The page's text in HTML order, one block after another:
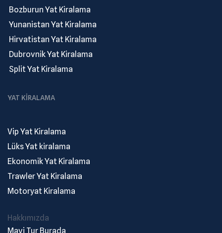
Bozburun Yat Kiralama
Yunanistan Yat Kiralama
Hirvatistan Yat Kiralama
Dubrovnik Yat Kiralama
Split Yat Kiralama
YAT KIRALAMA
Vip Yat Kiralama
Lüks Yat kiralama
Ekonomik Yat Kiralama
Trawler Yat Kiralama
Motoryat Kiralama
Hakkımızda
Mavi Tur Burada